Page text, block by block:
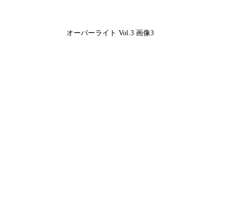
オーバーライト Vol.3 画像3